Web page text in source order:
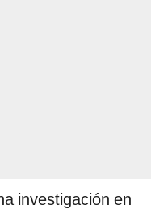
investigación en